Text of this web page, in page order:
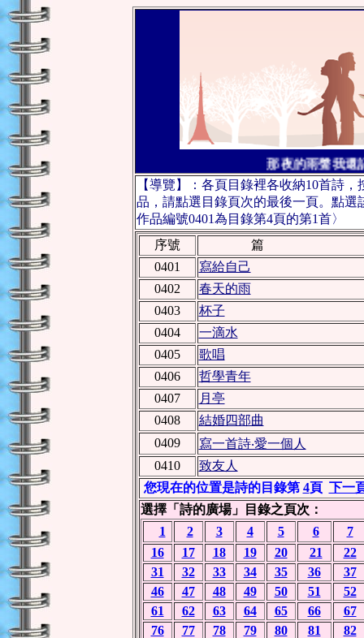
那夜的雨聲我還
【導覽】：各頁目錄裡各收納10首詩
品，請點選目錄頁次的最後一頁。點
作品編號0401為目錄第4頁的第1首〉
序號
篇
0401
寫給自己
0402
春天的雨
0403
杯子
0404
一滴水
0405
歌唱
0406
哲學青年
0407
月亭
0408
結婚四部曲
0409
寫一首詩‧愛一個人
0410
致友人
您現在的位置是詩的目錄第 4頁 下一
選擇「詩的廣場」目錄之頁次：
1
2 3 4 5 6
7
16
17 18 19 20 21
22
31
32 33 34 35 36
37
46
47 48 49 50 51
52
61
62 63 64 65 66
67
76
77 78 79 80 81
82